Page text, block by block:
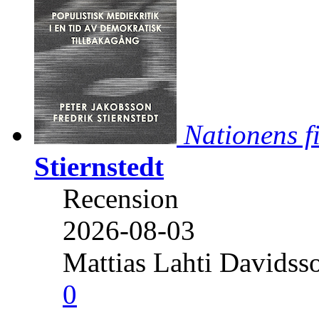
Nationens
Stiernstedt
Recension
2026-08-03
Mattias Lahti
0